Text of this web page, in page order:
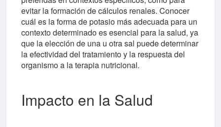
evitar la formación de cálculos renales. Conocer
cuál es la forma de potasio más adecuada para un
contexto determinado es esencial para la salud, ya
que la elección de una u otra sal puede determinar
la efectividad del tratamiento y la respuesta del
organismo a la terapia nutricional.
Impacto en la Salud